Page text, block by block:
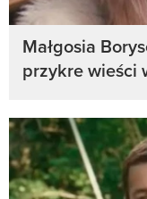
Małgosia
przykre wieści